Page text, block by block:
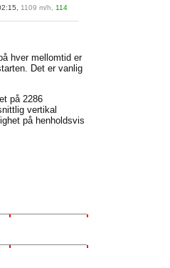
1109 m/h, 114
hver mellomtid er
Det er vanlig
på 2286
vertikal
på henholdsvis